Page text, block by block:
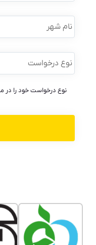
نام
شهر
نوع
درخواست *
نوع درخواست خود را در